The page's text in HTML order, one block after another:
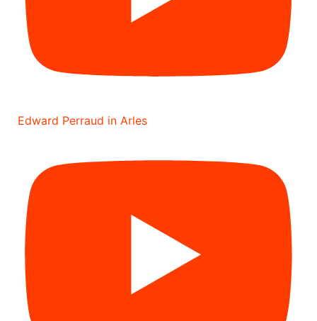
Edward Perraud in Arles